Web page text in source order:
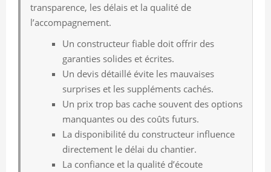
transparence, les délais et la qualité de
l’accompagnement.
Un constructeur fiable doit offrir des
garanties solides et écrites.
Un devis détaillé évite les mauvaises
surprises et les suppléments cachés.
Un prix trop bas cache souvent des options
manquantes ou des coûts futurs.
La disponibilité du constructeur influence
directement le délai du chantier.
La confiance et la qualité d’écoute